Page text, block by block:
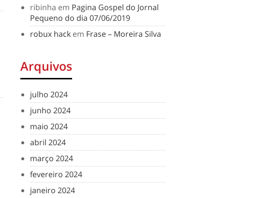
ribinha em Pagina Gospel do Jornal
Pequeno do dia 07/06/2019
robux hack em Frase – Moreira Silva
Arquivos
julho 2024
junho 2024
maio 2024
abril 2024
março 2024
fevereiro 2024
janeiro 2024